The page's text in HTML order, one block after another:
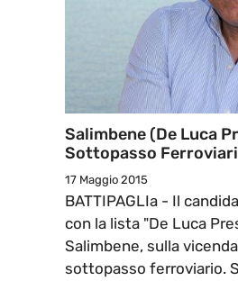
Salimbene (De Luca
Sottopasso
17 Maggio 2015
BATTIPAGLIa - Il
con la lista "De Luca
Salimbene, sulla
sottopasso ferroviario.